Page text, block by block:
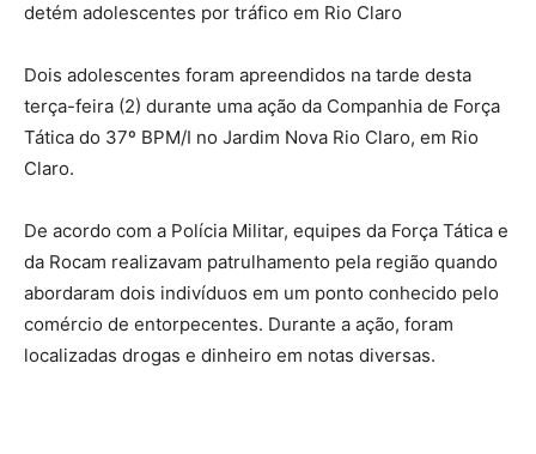
detém adolescentes por tráfico em Rio Claro
Dois adolescentes foram apreendidos na tarde desta
terça-feira (2) durante uma ação da Companhia de Força
Tática do 37º BPM/I no Jardim Nova Rio Claro, em Rio
Claro.
De acordo com a Polícia Militar, equipes da Força Tática e
da Rocam realizavam patrulhamento pela região quando
abordaram dois indivíduos em um ponto conhecido pelo
comércio de entorpecentes. Durante a ação, foram
localizadas drogas e dinheiro em notas diversas.